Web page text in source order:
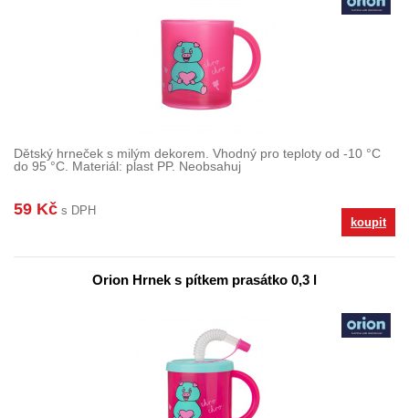
Dětský hrneček s milým dekorem. Vhodný pro teploty od -10 °C
do 95 °C. Materiál: plast PP. Neobsahuj
59 Kč s DPH
koupit
Orion Hrnek s pítkem prasátko 0,3 l